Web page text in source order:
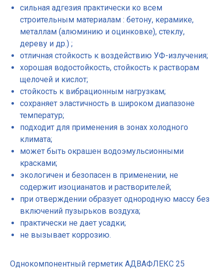
сильная адгезия практически ко всем
строительным материалам : бетону, керамике,
металлам (алюминию и оцинковке), стеклу,
дереву и др.) ;
отличная стойкость к воздействию УФ-излучения;
хорошая водостойкость, стойкость к растворам
щелочей и кислот;
стойкость к вибрационным нагрузкам;
сохраняет эластичность в широком диапазоне
температур;
подходит для применения в зонах холодного
климата;
может быть окрашен водоэмульсионными
красками;
экологичен и безопасен в применении, не
содержит изоцианатов и растворителей;
при отверждении образует однородную массу без
включений пузырьков воздуха;
практически не дает усадки;
не вызывает коррозию.
Однокомпонентный герметик АДВАФЛЕКС 25